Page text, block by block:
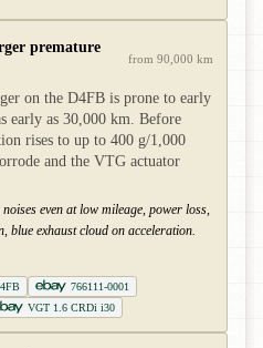
premature
from 90,000 km
on the D4FB is prone to early
early as 30,000 km. Before
rises to up to 400 g/1,000
and the VTG actuator
even at low mileage, power loss,
blue exhaust cloud on acceleration.
766111-0001
VGT 1.6 CRDi i30